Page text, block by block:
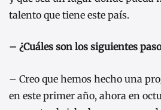
talento que tiene este país.
– ¿Cuáles son los siguientes
– Creo que hemos hecho una
en este primer año, ahora en